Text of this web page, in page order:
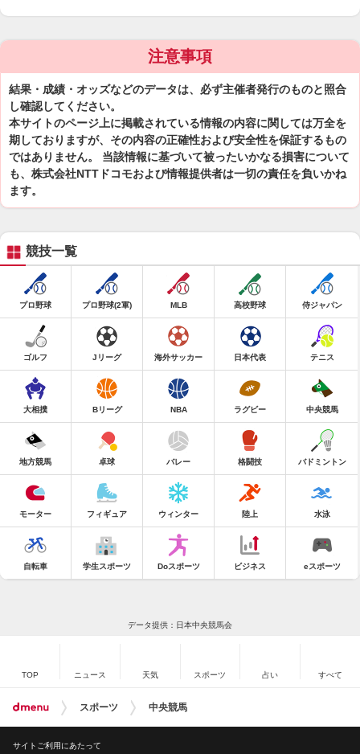
注意事項
結果・成績・オッズなどのデータは、必ず主催者発行のものと照合
し確認してください。
本サイトのページ上に掲載されている情報の内容に関しては万全を
期しておりますが、その内容の正確性および安全性を保証するもの
ではありません。 当該情報に基づいて被ったいかなる損害について
も、株式会社NTTドコモおよび情報提供者は一切の責任を負いかね
ます。
競技一覧
プロ野球 プロ野球(2軍) MLB 高校野球 侍ジャパン
ゴルフ Jリーグ 海外サッカー 日本代表 テニス
大相撲 Bリーグ NBA ラグビー 中央競馬
地方競馬 卓球 バレー 格闘技 バドミントン
モーター フィギュア ウィンター 陸上 水泳
自転車 学生スポーツ Doスポーツ ビジネス eスポーツ
データ提供：日本中央競馬会
TOP ニュース 天気 スポーツ 占い すべて
スポーツ 中央競馬
サイトご利用にあたって